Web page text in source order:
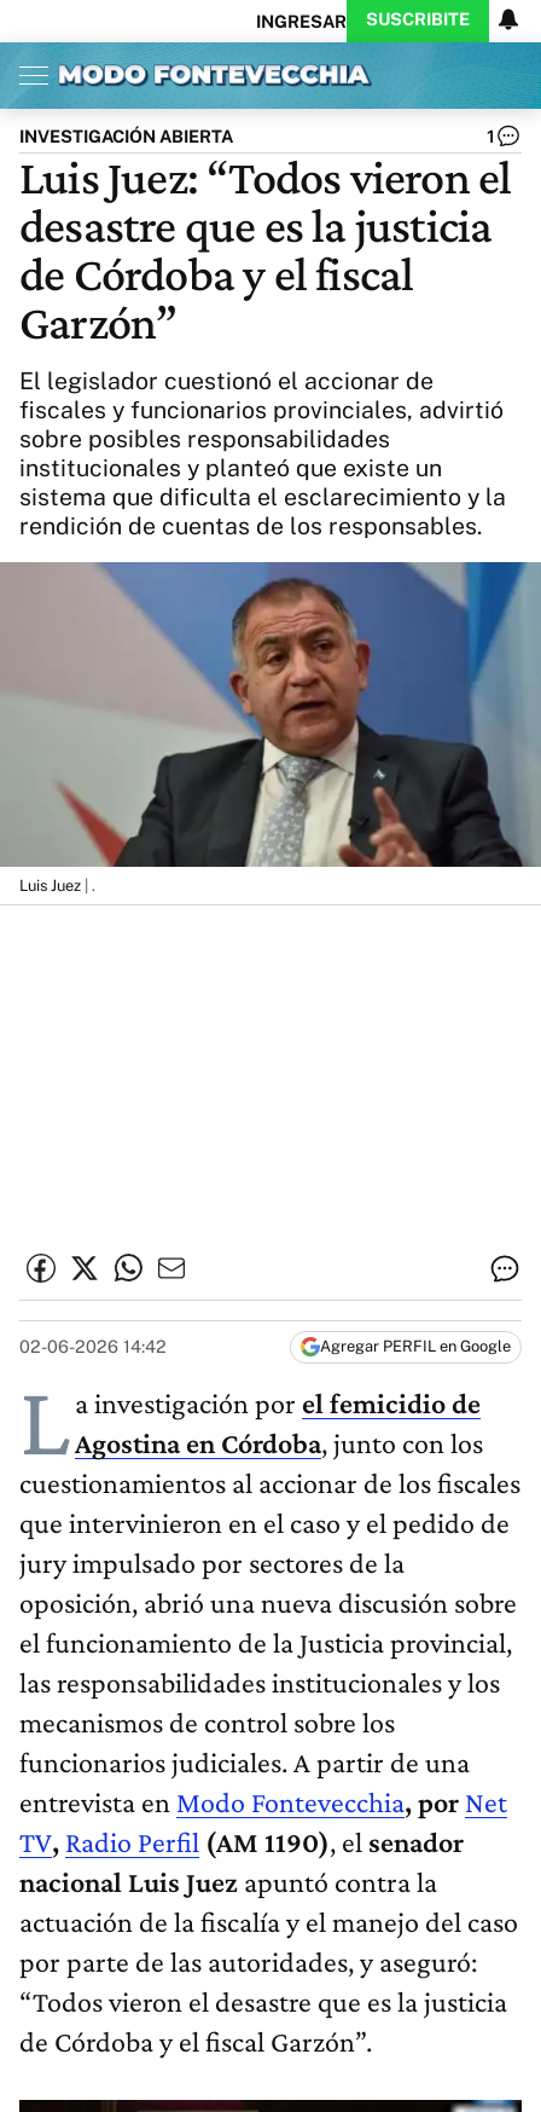
INGRESAR SUSCRIBITE
Inicio Ahora
Opinión
Política
Ciencia
Protagonistas
Cultura
Arte
Educación
Internacional
Deportes
CARAS
Exitoina
Turismo
Videos
Córdoba
Reperfilar
Business
Diario del Juicio
Actualidad
INVESTIGACIÓN ABIERTA 1
Luis Juez: “Todos vieron el
desastre que es la justicia
de Córdoba y el fiscal
Garzón”
El legislador cuestionó el accionar de
fiscales y funcionarios provinciales, advirtió
sobre posibles responsabilidades
institucionales y planteó que existe un
sistema que dificulta el esclarecimiento y la
rendición de cuentas de los responsables.
Luis Juez | .
02-06-2026 14:42 Agregar PERFIL en Google
La investigación por el femicidio de
Agostina en Córdoba, junto con los
cuestionamientos al accionar de los fiscales
que intervinieron en el caso y el pedido de
jury impulsado por sectores de la
oposición, abrió una nueva discusión sobre
el funcionamiento de la Justicia provincial,
las responsabilidades institucionales y los
mecanismos de control sobre los
funcionarios judiciales. A partir de una
entrevista en Modo Fontevecchia, por Net
TV, Radio Perfil (AM 1190), el senador
nacional Luis Juez apuntó contra la
actuación de la fiscalía y el manejo del caso
por parte de las autoridades, y aseguró:
“Todos vieron el desastre que es la justicia
de Córdoba y el fiscal Garzón”.